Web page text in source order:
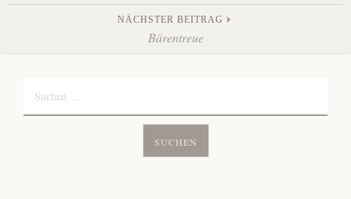
NavigationNÄCHSTER BEITRAG
Bärentreue